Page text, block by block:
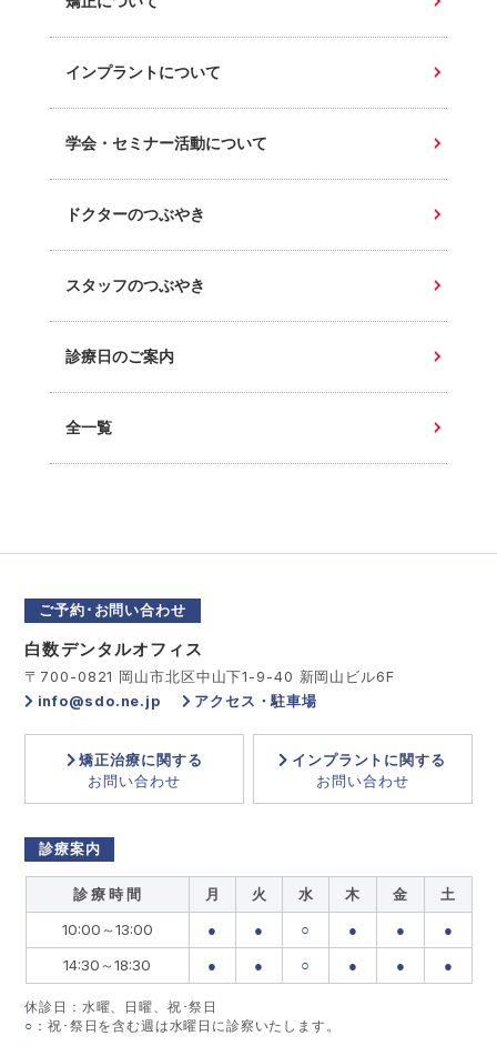
インプラントについて
学会・セミナー活動について
ドクターのつぶやき
スタッフのつぶやき
診療日のご案内
全一覧
ご予約･お問い合わせ
白数デンタルオフィス
〒700-0821 岡山市北区中山下1-9-40 新岡山ビル6F
info@sdo.ne.jp
アクセス・駐車場
矯正治療に関する
お問い合わせ
インプラントに関する
お問い合わせ
診療案内
診 療 時 間 月 火 水 木 金
土
10:00～13:00
● ● ○ ● ●
●
14:30～18:30
● ● ○ ● ● ●
休診日：水曜、日曜、祝･祭日
○ ：祝･祭日を含む週は水曜日に診察いたします。